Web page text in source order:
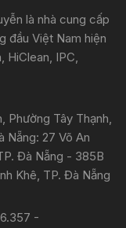
là nhà cung cấp
đầu Việt Nam hiện
HiClean, IPC,
Phường Tây Thạnh,
Nẵng: 27 Võ An
Đà Nẵng - 385B
Khê, TP. Đà Nẵng
-